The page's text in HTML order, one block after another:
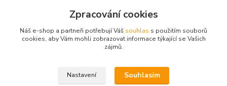
+420775654704
Zpracování cookies
Náš e-shop a partneři potřebují Váš souhlas s použitím souborů
cookies, aby Vám mohli zobrazovat informace týkající se Vašich
zájmů.
Nastavení Souhlasím